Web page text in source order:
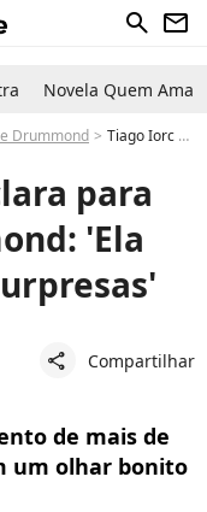
search newsletter
Novela Quem Ama
Drummond Tiago Iorc se declara para Isabelle Drummond: 'Ela adora me fazer surpresas'
para
'Ela
share Compartilhar
de mais de
um olhar bonito